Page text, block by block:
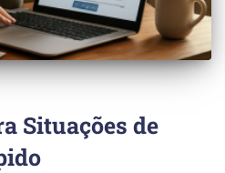
Situações de